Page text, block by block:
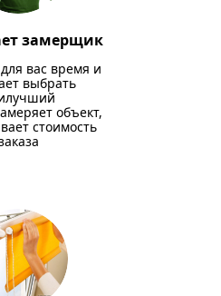
замерщик
вас время и
выбрать
объект,
стоимость